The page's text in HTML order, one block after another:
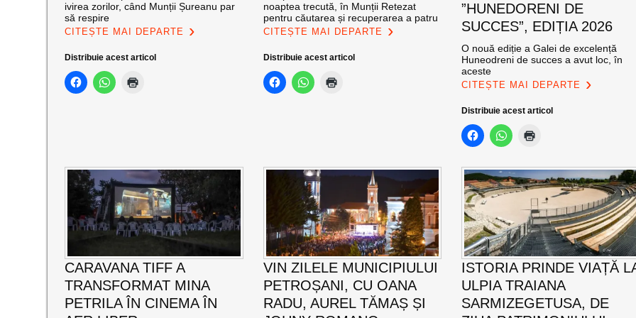
ivirea zorilor, când Munții Șureanu par
să respire
CITEȘTE MAI DEPARTE
Distribuie acest articol
noaptea trecută, în Munții Retezat
pentru căutarea și recuperarea a patru
CITEȘTE MAI DEPARTE
Distribuie acest articol
”HUNEDORENI DE
SUCCES”, EDIȚIA 2026
O nouă ediție a Galei de excelență
Huneodreni de succes a avut loc, în
aceste
CITEȘTE MAI DEPARTE
Distribuie acest articol
CARAVANA TIFF A
TRANSFORMAT MINA
PETRILA ÎN CINEMA ÎN
VIN ZILELE MUNICIPIULUI
PETROȘANI, CU OANA
RADU, AUREL TĂMAȘ ȘI
ISTORIA PRINDE VIAȚĂ
ULPIA TRAIANA
SARMIZEGETUSA, DE